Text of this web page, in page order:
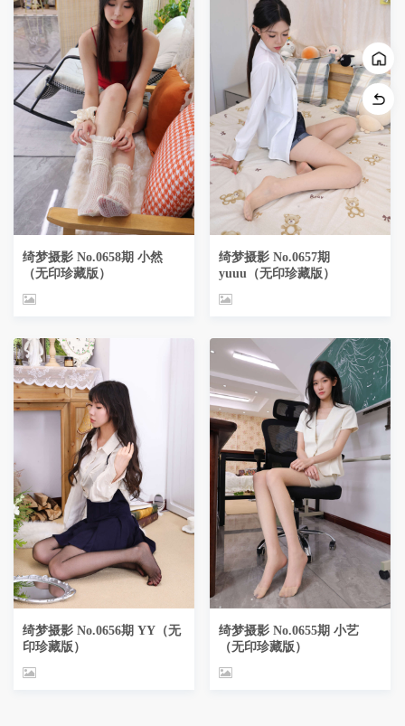
绮梦摄影 No.0658期 小然
（无印珍藏版）
绮梦摄影 No.0656期 YY（无
印珍藏版）
绮梦摄影 No.0657期
yuuu（无印珍藏版）
绮梦摄影 No.0655期 小艺
（无印珍藏版）